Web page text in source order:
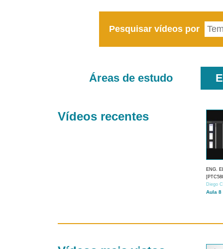
Pesquisar vídeos por
Áreas de estudo
Vídeos recentes
ENG.
Diego
Aula 8